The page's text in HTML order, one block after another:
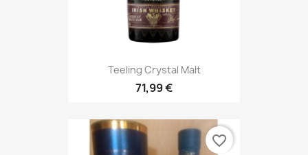
Teeling Crystal Malt
71,99 €
favorite_border